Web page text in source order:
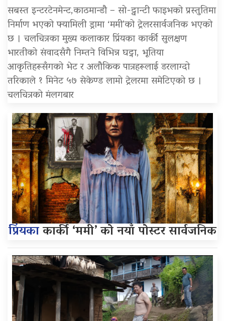
सबस्त इन्टरटेनमेन्ट,काठमान्डौ – सो-ट्वान्टी फाइभको प्रस्तुतिमा
निर्माण भएको फ्यामिली ड्रामा ‘ममी’को ट्रेलरसार्वजनिक भएको
छ । चलचित्रका मुख्य कलाकार प्रिंयका कार्की सुलक्षण
भारतीको संवादसँगै निम्तने विभिन्न घट्ना, भूतिया
आकृतिहरूसँगको भेट र अलौकिक पात्रहरूलाई डरलाग्दो
तरिकाले १ मिनेट ५७ सेकेण्ड लामो ट्रेलरमा समेटिएको छ ।
चलचित्रको मंलगबार
प्रिंयकाकार्की ‘ममी’ को नयाँ पोस्टर सार्वजनिक